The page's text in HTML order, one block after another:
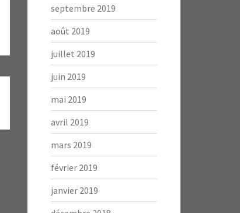
septembre 2019
août 2019
juillet 2019
juin 2019
mai 2019
avril 2019
mars 2019
février 2019
janvier 2019